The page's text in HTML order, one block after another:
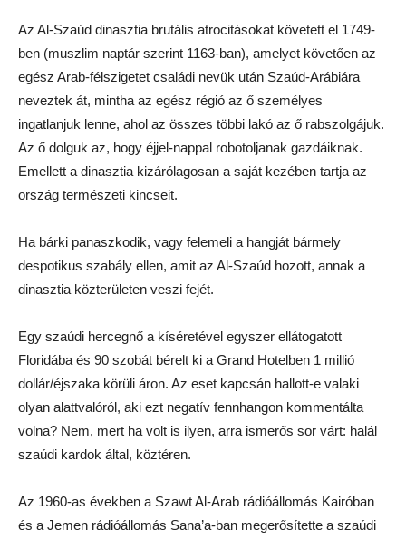
Az Al-Szaúd dinasztia brutális atrocitásokat követett el 1749-
ben (muszlim naptár szerint 1163-ban), amelyet követően az
egész Arab-félszigetet családi nevük után Szaúd-Arábiára
neveztek át, mintha az egész régió az ő személyes
ingatlanjuk lenne, ahol az összes többi lakó az ő rabszolgájuk.
Az ő dolguk az, hogy éjjel-nappal robotoljanak gazdáiknak.
Emellett a dinasztia kizárólagosan a saját kezében tartja az
ország természeti kincseit.
Ha bárki panaszkodik, vagy felemeli a hangját bármely
despotikus szabály ellen, amit az Al-Szaúd hozott, annak a
dinasztia közterületen veszi fejét.
Egy szaúdi hercegnő a kíséretével egyszer ellátogatott
Floridába és 90 szobát bérelt ki a Grand Hotelben 1 millió
dollár/éjszaka körüli áron. Az eset kapcsán hallott-e valaki
olyan alattvalóról, aki ezt negatív fennhangon kommentálta
volna? Nem, mert ha volt is ilyen, arra ismerős sor várt: halál
szaúdi kardok által, köztéren.
Az 1960-as években a Szawt Al-Arab rádióállomás Kairóban
és a Jemen rádióállomás Sana’a-ban megerősítette a szaúdi